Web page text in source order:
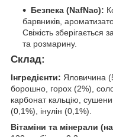
Безпека (NafNac):
барвників,
Свіжість
та розмарину.
Склад:
Інгредієнти: Яловичина
борошно, горох (2%),
карбонат кальцію,
(0,1%), інулін (0,1%).
Вітаміни та мінерали